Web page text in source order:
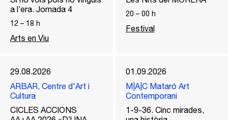
a l’era. Jornada 4
12 – 18 h
Arts en Viu
20 – 00 h
Festival
29.08.2026
ARBAR, Centre d'Art i
Cultura
CICLES ACCIONS
01.09.2026
M|A|C Mataró Art
Contemporani
1-9-36. Cinc mirades,